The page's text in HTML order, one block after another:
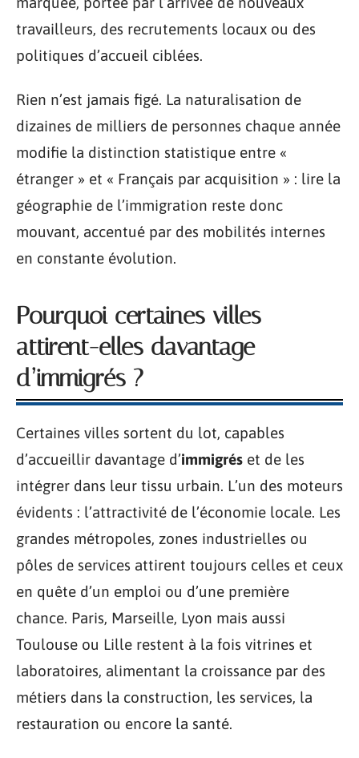
travailleurs, des recrutements locaux ou des
politiques d’accueil ciblées.
Rien n’est jamais figé. La naturalisation de
dizaines de milliers de personnes chaque année
modifie la distinction statistique entre «
étranger » et « Français par acquisition » : lire la
géographie de l’immigration reste donc
mouvant, accentué par des mobilités internes
en constante évolution.
Pourquoi certaines villes
attirent-elles davantage
d’immigrés ?
Certaines villes sortent du lot, capables
d’accueillir davantage d’immigrés et de les
intégrer dans leur tissu urbain. L’un des moteurs
évidents : l’attractivité de l’économie locale. Les
grandes métropoles, zones industrielles ou
pôles de services attirent toujours celles et ceux
en quête d’un emploi ou d’une première
chance. Paris, Marseille, Lyon mais aussi
Toulouse ou Lille restent à la fois vitrines et
laboratoires, alimentant la croissance par des
métiers dans la construction, les services, la
restauration ou encore la santé.